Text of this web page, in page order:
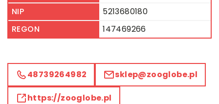
NIP
5213680180
REGON
147469266
48739264982 sklep@zooglobe.pl
https://zooglobe.pl